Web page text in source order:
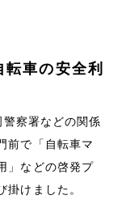
車の安全利
察署などの関係
前で「自転車マ
」などの啓発プ
掛けました。